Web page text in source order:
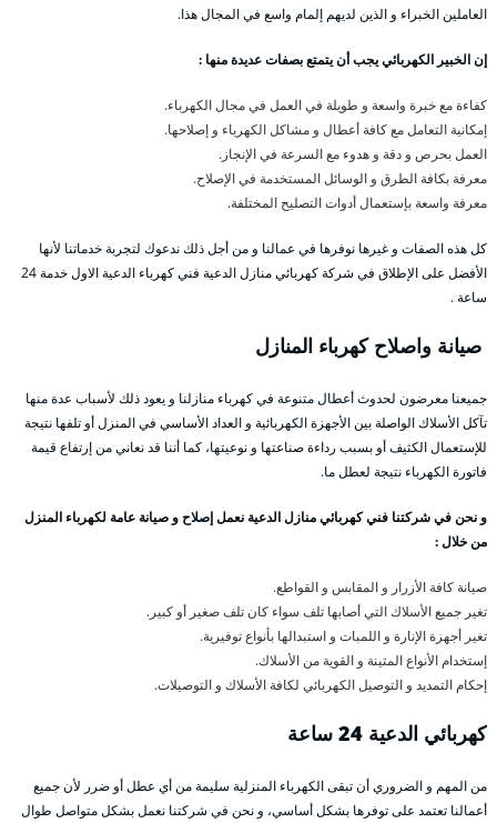
العاملين الخبراء و الذين لديهم إلمام واسع في المجال هذا.
إن الخبير الكهربائي يجب أن يتمتع بصفات عديدة منها :
كفاءة مع خبرة واسعة و طويلة في العمل في مجال الكهرباء.
إمكانية التعامل مع كافة أعطال و مشاكل الكهرباء و إصلاحها.
العمل بحرص و دقة و هدوء مع السرعة في الإنجاز.
معرفة بكافة الطرق و الوسائل المستخدمة في الإصلاح.
معرفة واسعة بإستعمال أدوات التصليح المختلفة.
كل هذه الصفات و غيرها نوفرها في عمالنا و من أجل ذلك ندعوك لتجربة خدماتنا لأنها
الأفضل على الإطلاق في شركة كهربائي منازل الدعية فني كهرباء الدعية الاول خدمة 24
ساعة .
صيانة واصلاح كهرباء المنازل
جميعنا معرضون لحدوث أعطال متنوعة في كهرباء منازلنا و يعود ذلك لأسباب عدة منها
تآكل الأسلاك الواصلة بين الأجهزة الكهربائية و العداد الأساسي في المنزل أو تلفها نتيجة
للإستعمال الكثيف أو بسبب رداءة صناعتها و نوعيتها، كما أننا قد نعاني من إرتفاع قيمة
فاتورة الكهرباء نتيجة لعطل ما.
و نحن في شركتنا فني كهربائي منازل الدعية نعمل إصلاح و صيانة عامة لكهرباء المنزل
من خلال :
صيانة كافة الأزرار و المقابس و القواطع.
تغير جميع الأسلاك التي أصابها تلف سواء كان تلف صغير أو كبير.
تغير أجهزة الإنارة و اللمبات و استبدالها بأنواع توفيرية.
إستخدام الأنواع المتينة و القوية من الأسلاك.
إحكام التمديد و التوصيل الكهربائي لكافة الأسلاك و التوصيلات.
كهربائي الدعية 24 ساعة
من المهم و الضروري أن تبقى الكهرباء المنزلية سليمة من أي عطل أو ضرر لأن جميع
أعمالنا تعتمد على توفرها بشكل أساسي، و نحن في شركتنا نعمل بشكل متواصل طوال